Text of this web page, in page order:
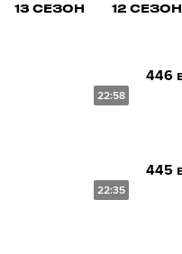
13 СЕЗОН 12 СЕЗОН
22:58
446
22:35
445